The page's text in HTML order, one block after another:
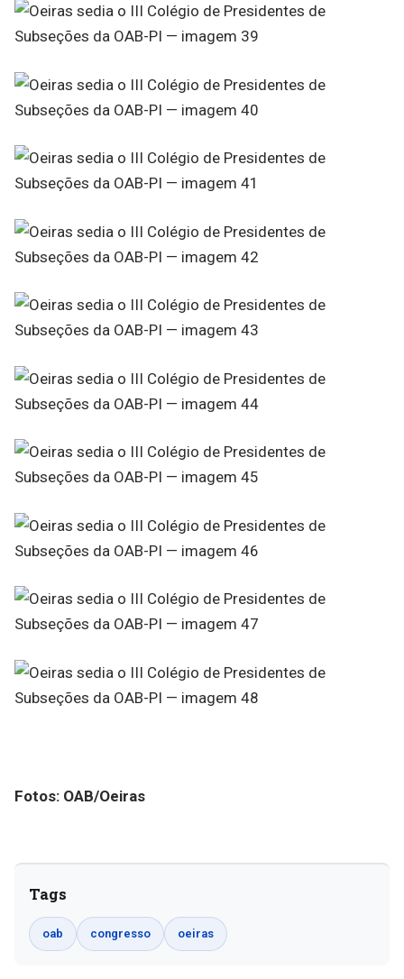
Fotos: OAB/Oeiras
Tags
oab congresso oeiras